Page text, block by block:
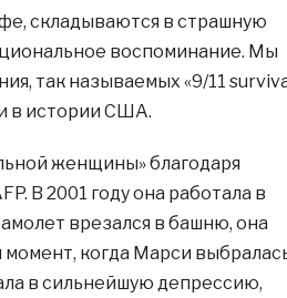
складываются в страшную
воспоминание. Мы
так называемых «9/11
в истории США.
женщины» благодаря
В 2001 году она работала в
врезался в башню, она
момент, когда Марси
в сильнейшую депрессию,